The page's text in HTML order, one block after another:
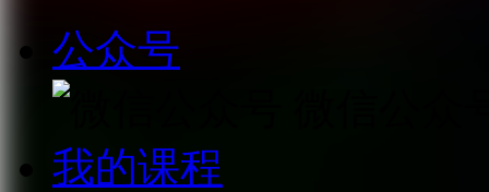
公众号
我的课程